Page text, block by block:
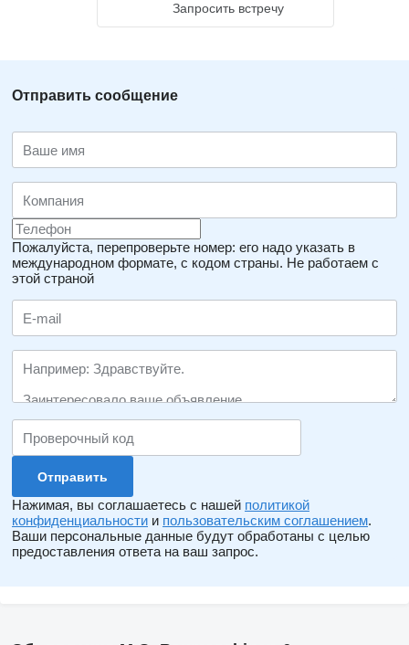
Запросить встречу
Отправить сообщение
Пожалуйста, перепроверьте номер: его надо указать в
международном формате, с кодом страны. Не работаем с
этой страной
Нажимая, вы соглашаетесь с нашей политикой
конфиденциальности и пользовательским соглашением.
Ваши персональные данные будут обработаны с целью
предоставления ответа на ваш запрос.